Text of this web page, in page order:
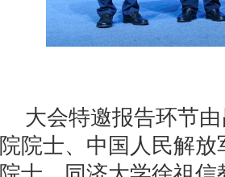
大会特邀报告环节
院院士、中国人民解